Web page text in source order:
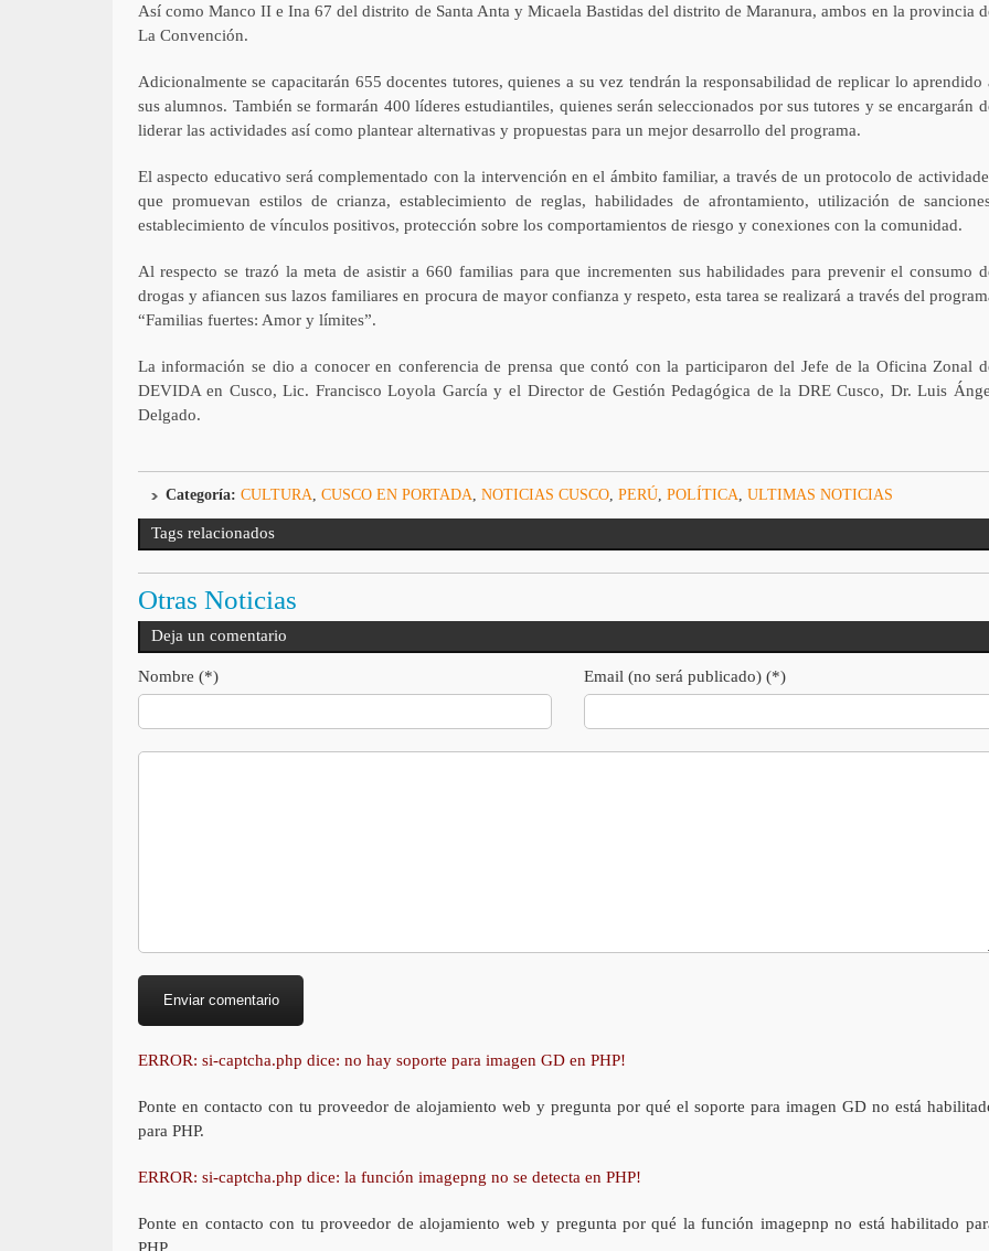
Así como Manco II e Ina 67 del distrito de Santa Anta y Micaela Bastidas del distrito de Maranura, ambos en la provincia
La Convención.
Adicionalmente se capacitarán 655 docentes tutores, quienes a su vez tendrán la responsabilidad de replicar lo aprendido
sus alumnos. También se formarán 400 líderes estudiantiles, quienes serán seleccionados por sus tutores y se encargarán
liderar las actividades así como plantear alternativas y propuestas para un mejor desarrollo del programa.
El aspecto educativo será complementado con la intervención en el ámbito familiar, a través de un protocolo de
que promuevan estilos de crianza, establecimiento de reglas, habilidades de afrontamiento, utilización de
establecimiento de vínculos positivos, protección sobre los comportamientos de riesgo y conexiones con la comunidad.
Al respecto se trazó la meta de asistir a 660 familias para que incrementen sus habilidades para prevenir el consumo
drogas y afiancen sus lazos familiares en procura de mayor confianza y respeto, esta tarea se realizará a través del
“Familias fuertes: Amor y límites”.
La información se dio a conocer en conferencia de prensa que contó con la participaron del Jefe de la Oficina Zonal
DEVIDA en Cusco, Lic. Francisco Loyola García y el Director de Gestión Pedagógica de la DRE Cusco, Dr. Luis
Delgado.
Categoría: CULTURA CUSCO EN PORTADA NOTICIAS CUSCO, PERÚ, POLÍTICA ULTIMAS NOTICIAS
Tags relacionados
Otras Noticias
Deja un comentario
Nombre (*) Email (no será publicado) (*)
ERROR: si-captcha.php dice: no hay soporte para imagen GD en PHP!
Ponte en contacto con tu proveedor de alojamiento web y pregunta por qué el soporte para imagen GD no está
para PHP.
ERROR: si-captcha.php dice: la función imagepng no se detecta en PHP!
Ponte en contacto con tu proveedor de alojamiento web y pregunta por qué la función imagepnp no está habilitado